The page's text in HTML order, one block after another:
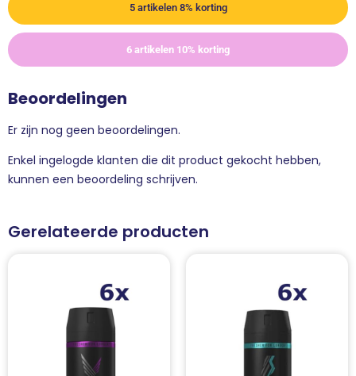
5 artikelen 8% korting
6 artikelen 10% korting
Beoordelingen
Er zijn nog geen beoordelingen.
Enkel ingelogde klanten die dit product gekocht hebben,
kunnen een beoordeling schrijven.
Gerelateerde producten